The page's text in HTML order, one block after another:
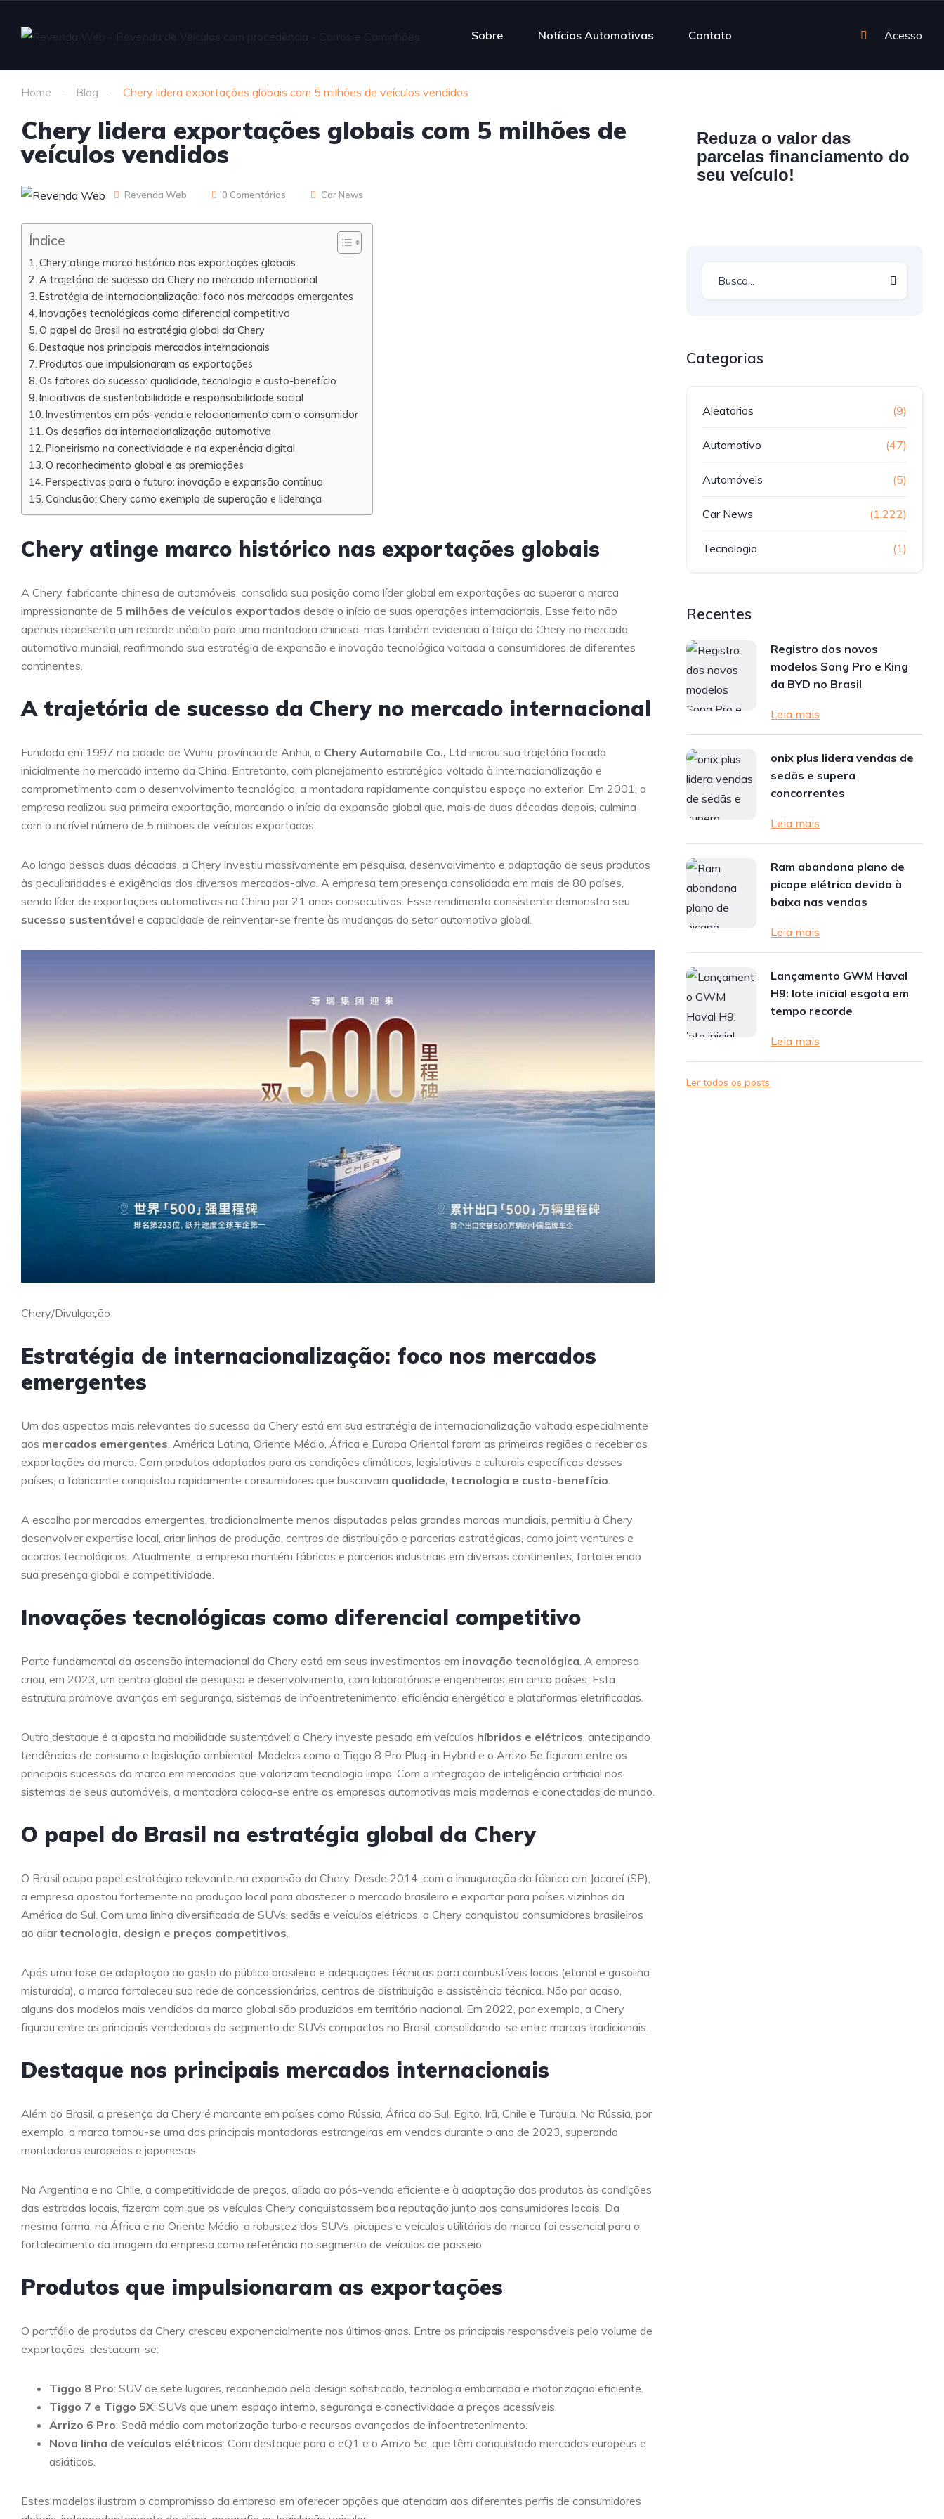
Sobre Notícias Automotivas Contato Acesso
Home Blog Chery lidera exportações globais com 5 milhões de veículos vendidos
Chery lidera exportações globais com 5 milhões de
veículos vendidos
Revenda Web 0 Comentários Car News
Índice
Chery atinge marco histórico nas exportações globais
A trajetória de sucesso da Chery no mercado internacional
Estratégia de internacionalização: foco nos mercados emergentes
Inovações tecnológicas como diferencial competitivo
O papel do Brasil na estratégia global da Chery
Destaque nos principais mercados internacionais
Produtos que impulsionaram as exportações
Os fatores do sucesso: qualidade, tecnologia e custo-benefício
Iniciativas de sustentabilidade e responsabilidade social
Investimentos em pós-venda e relacionamento com o consumidor
Os desafios da internacionalização automotiva
Pioneirismo na conectividade e na experiência digital
O reconhecimento global e as premiações
Perspectivas para o futuro: inovação e expansão contínua
Conclusão: Chery como exemplo de superação e liderança
Chery atinge marco histórico nas exportações globais
A Chery, fabricante chinesa de automóveis, consolida sua posição como líder global em exportações ao superar a marca
impressionante de 5 milhões de veículos exportados desde o início de suas operações internacionais. Esse feito não
apenas representa um recorde inédito para uma montadora chinesa, mas também evidencia a força da Chery no mercado
automotivo mundial, reafirmando sua estratégia de expansão e inovação tecnológica voltada a consumidores de diferentes
continentes.
A trajetória de sucesso da Chery no mercado internacional
Fundada em 1997 na cidade de Wuhu, província de Anhui, a Chery Automobile Co., Ltd iniciou sua trajetória focada
inicialmente no mercado interno da China. Entretanto, com planejamento estratégico voltado à internacionalização e
comprometimento com o desenvolvimento tecnológico, a montadora rapidamente conquistou espaço no exterior. Em 2001, a
empresa realizou sua primeira exportação, marcando o início da expansão global que, mais de duas décadas depois, culmina
com o incrível número de 5 milhões de veículos exportados.
Ao longo dessas duas décadas, a Chery investiu massivamente em pesquisa, desenvolvimento e adaptação de seus produtos
às peculiaridades e exigências dos diversos mercados-alvo. A empresa tem presença consolidada em mais de 80 países,
sendo líder de exportações automotivas na China por 21 anos consecutivos. Esse rendimento consistente demonstra seu
sucesso sustentável e capacidade de reinventar-se frente às mudanças do setor automotivo global.
Chery/Divulgação
Estratégia de internacionalização: foco nos mercados
emergentes
Um dos aspectos mais relevantes do sucesso da Chery está em sua estratégia de internacionalização voltada especialmente
aos mercados emergentes . América Latina, Oriente Médio, África e Europa Oriental foram as primeiras regiões a receber as
exportações da marca. Com produtos adaptados para as condições climáticas, legislativas e culturais específicas desses
países, a fabricante conquistou rapidamente consumidores que buscavam qualidade, tecnologia e custo-benefício
A escolha por mercados emergentes, tradicionalmente menos disputados pelas grandes marcas mundiais, permitiu à Chery
desenvolver expertise local, criar linhas de produção, centros de distribuição e parcerias estratégicas, como joint ventures e
acordos tecnológicos. Atualmente, a empresa mantém fábricas e parcerias industriais em diversos continentes, fortalecendo
sua presença global e competitividade.
Inovações tecnológicas como diferencial competitivo
Parte fundamental da ascensão internacional da Chery está em seus investimentos em inovação tecnológica . A empresa
criou, em 2023, um centro global de pesquisa e desenvolvimento, com laboratórios e engenheiros em cinco países. Esta
estrutura promove avanços em segurança, sistemas de infoentretenimento, eficiência energética e plataformas eletrificadas.
Outro destaque é a aposta na mobilidade sustentável: a Chery investe pesado em veículos híbridos e elétricos , antecipando
tendências de consumo e legislação ambiental. Modelos como o Tiggo 8 Pro Plug-in Hybrid e o Arrizo 5e figuram entre os
principais sucessos da marca em mercados que valorizam tecnologia limpa. Com a integração de inteligência artificial nos
sistemas de seus automóveis, a montadora coloca-se entre as empresas automotivas mais modernas e conectadas do mundo.
O papel do Brasil na estratégia global da Chery
O Brasil ocupa papel estratégico relevante na expansão da Chery. Desde 2014, com a inauguração da fábrica em Jacareí (SP),
a empresa apostou fortemente na produção local para abastecer o mercado brasileiro e exportar para países vizinhos da
América do Sul. Com uma linha diversificada de SUVs, sedãs e veículos elétricos, a Chery conquistou consumidores brasileiros
ao aliartecnologia, design e preços competitivos
Após uma fase de adaptação ao gosto do público brasileiro e adequações técnicas para combustíveis locais (etanol e gasolina
misturada), a marca fortaleceu sua rede de concessionárias, centros de distribuição e assistência técnica. Não por acaso,
alguns dos modelos mais vendidos da marca global são produzidos em território nacional. Em 2022, por exemplo, a Chery
figurou entre as principais vendedoras do segmento de SUVs compactos no Brasil, consolidando-se entre marcas tradicionais.
Destaque nos principais mercados internacionais
Além do Brasil, a presença da Chery é marcante em países como Rússia, África do Sul, Egito, Irã, Chile e Turquia. Na Rússia, por
exemplo, a marca tornou-se uma das principais montadoras estrangeiras em vendas durante o ano de 2023, superando
montadoras europeias e japonesas.
Na Argentina e no Chile, a competitividade de preços, aliada ao pós-venda eficiente e à adaptação dos produtos às condições
das estradas locais, fizeram com que os veículos Chery conquistassem boa reputação junto aos consumidores locais. Da
mesma forma, na África e no Oriente Médio, a robustez dos SUVs, picapes e veículos utilitários da marca foi essencial para o
fortalecimento da imagem da empresa como referência no segmento de veículos de passeio.
Produtos que impulsionaram as exportações
O portfólio de produtos da Chery cresceu exponencialmente nos últimos anos. Entre os principais responsáveis pelo volume de
exportações, destacam-se:
Tiggo 8 Pro: SUV de sete lugares, reconhecido pelo design sofisticado, tecnologia embarcada e motorização eficiente.
Tiggo 7 e Tiggo 5X: SUVs que unem espaço interno, segurança e conectividade a preços acessíveis.
Arrizo 6 Pro: Sedã médio com motorização turbo e recursos avançados de infoentretenimento.
Nova linha de veículos elétricos: Com destaque para o eQ1 e o Arrizo 5e, que têm conquistado mercados europeus e
asiáticos.
Estes modelos ilustram o compromisso da empresa em oferecer opções que atendam aos diferentes perfis de consumidores
Reduza o valor das
parcelas financiamento do
seu veículo!
Categorias
Aleatorios (9)
Automotivo (47)
Automóveis (5)
Car News (1.222)
Tecnologia (1)
Recentes
Registro dos novos
modelos Song Pro e King
da BYD no Brasil
Leia mais
onix plus lidera vendas de
sedãs e supera
concorrentes
Leia mais
Ram abandona plano de
picape elétrica devido à
baixa nas vendas
Leia mais
Lançamento GWM Haval
H9: lote inicial esgota em
tempo recorde
Leia mais
Ler todos os posts